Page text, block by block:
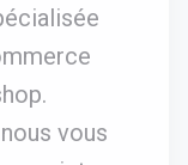
vous